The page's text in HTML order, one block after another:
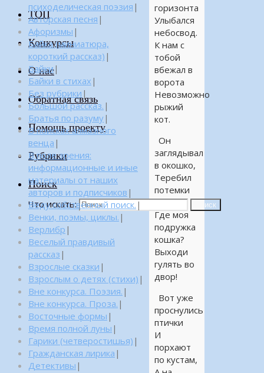
ТОП
Конкурсы
О нас
Обратная связь
Помощь проекту
Рубрики
Поиск
Что искать: Поиск
горизонта
Улыбался
небосвод.
К нам с
тобой
вбежал в
ворота
Невозможно
рыжий
кот.
Он
заглядывал
в окошко,
Теребил
потемки
штор.
Где моя
подружка
кошка?
Выходи
гулять во
двор!
Вот уже
проснулись
птички
И
порхают
по кустам,
психоделическая поэзия |
Авторская песня |
Афоризмы |
Байка (миниатюра,
короткий рассказ) |
Байки|
Байки в стихах |
Без рубрики |
Большой рассказ. |
Братья по разуму|
В поисках алмазного
венца |
В поле зрения:
информационные и иные
материалы от наших
авторов и подписчиков |
Веду собственный поиск. |
Венки, поэмы, циклы. |
Верлибр |
Веселый правдивый
рассказ |
Взрослые сказки |
Взрослым о детях (стихи) |
Вне конкурса. Поэзия. |
Вне конкурса. Проза. |
Восточные формы |
Время полной луны |
Гарики (четверостишья) |
Гражданская лирика |
Детективы |